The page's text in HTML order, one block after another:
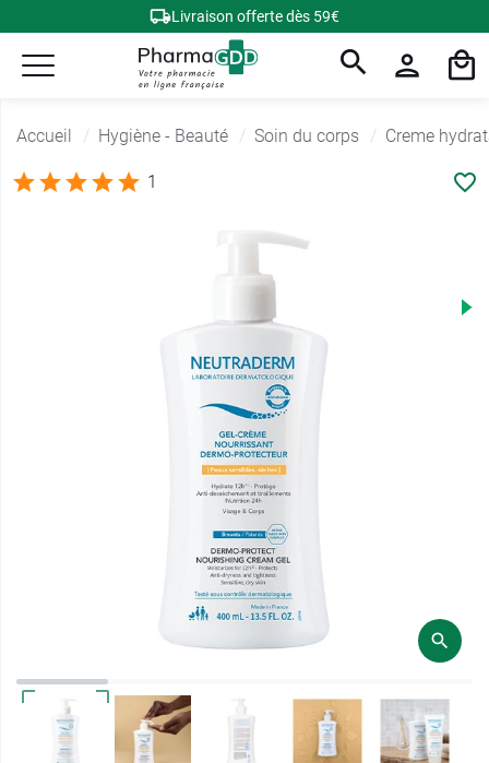
Livraison offerte dès 59€
Accueil Hygiène - Beauté Soin du corps Creme
1